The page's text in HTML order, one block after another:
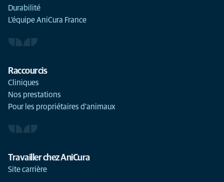
Durabilité
L'équipe AniCura France
Raccourcis
Cliniques
Nos prestations
Pour les propriétaires d'animaux
Travailler chez AniCura
Site carrière